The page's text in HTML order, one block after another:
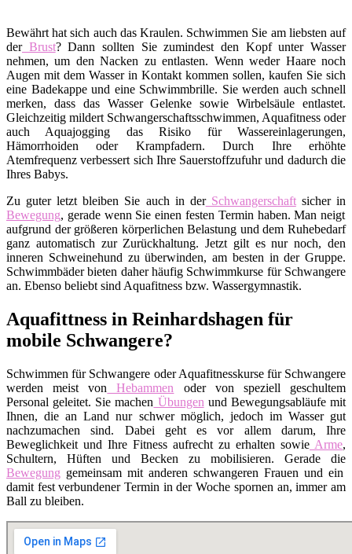
Bewährt hat sich auch das Kraulen. Schwimmen Sie am liebsten auf
derBrust? Dann sollten Sie zumindest den Kopf unter Wasser
nehmen, um den Nacken zu entlasten. Wenn weder Haare noch
Augen mit dem Wasser in Kontakt kommen sollen, kaufen Sie sich
eine Badekappe und eine Schwimmbrille. Sie werden auch schnell
merken, dass das Wasser Gelenke sowie Wirbelsäule entlastet.
Gleichzeitig mildert Schwangerschaftsschwimmen, Aquafitness oder
auch Aquajogging das Risiko für Wassereinlagerungen,
Hämorrhoiden oder Krampfadern. Durch Ihre erhöhte
Atemfrequenz verbessert sich Ihre Sauerstoffzufuhr und dadurch die
Ihres Babys.
Zu guter letzt bleiben Sie auch in derSchwangerschaftsicher in
Bewegung, gerade wenn Sie einen festen Termin haben. Man neigt
aufgrund der größeren körperlichen Belastung und dem Ruhebedarf
ganz automatisch zur Zurückhaltung. Jetzt gilt es nur noch, den
inneren Schweinehund zu überwinden, am besten in der Gruppe.
Schwimmbäder bieten daher häufig Schwimmkurse für Schwangere
an. Ebenso beliebt sind Aquafitness bzw. Wassergymnastik.
Aquafittness in Reinhardshagen für
mobile Schwangere?
Schwimmen für Schwangere oder Aquafitnesskurse für Schwangere
werden meist von Hebammen oder von speziell geschultem
Personal geleitet. Sie machen Übungen und Bewegungsabläufe mit
Ihnen, die an Land nur schwer möglich, jedoch im Wasser gut
nachzumachen sind. Dabei geht es vor allem darum, Ihre
Beweglichkeit und Ihre Fitness aufrecht zu erhalten sowie Arme,
Schultern, Hüften und Becken zu mobilisieren. Gerade die
Bewegung gemeinsam mit anderen schwangeren Frauen und ein
damit fest verbundener Termin in der Woche spornen an, immer am
Ball zu bleiben.